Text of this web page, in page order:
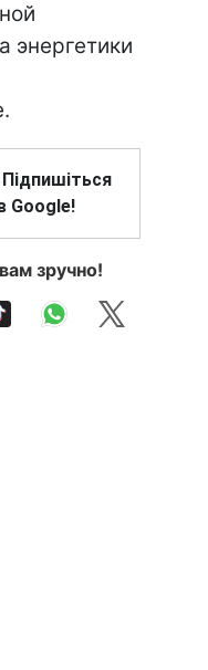
энергетики
Google!
зручно!